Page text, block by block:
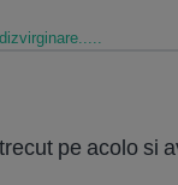
pe acolo si